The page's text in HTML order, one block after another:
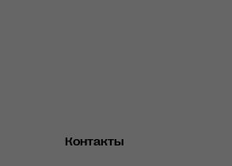
Контакты